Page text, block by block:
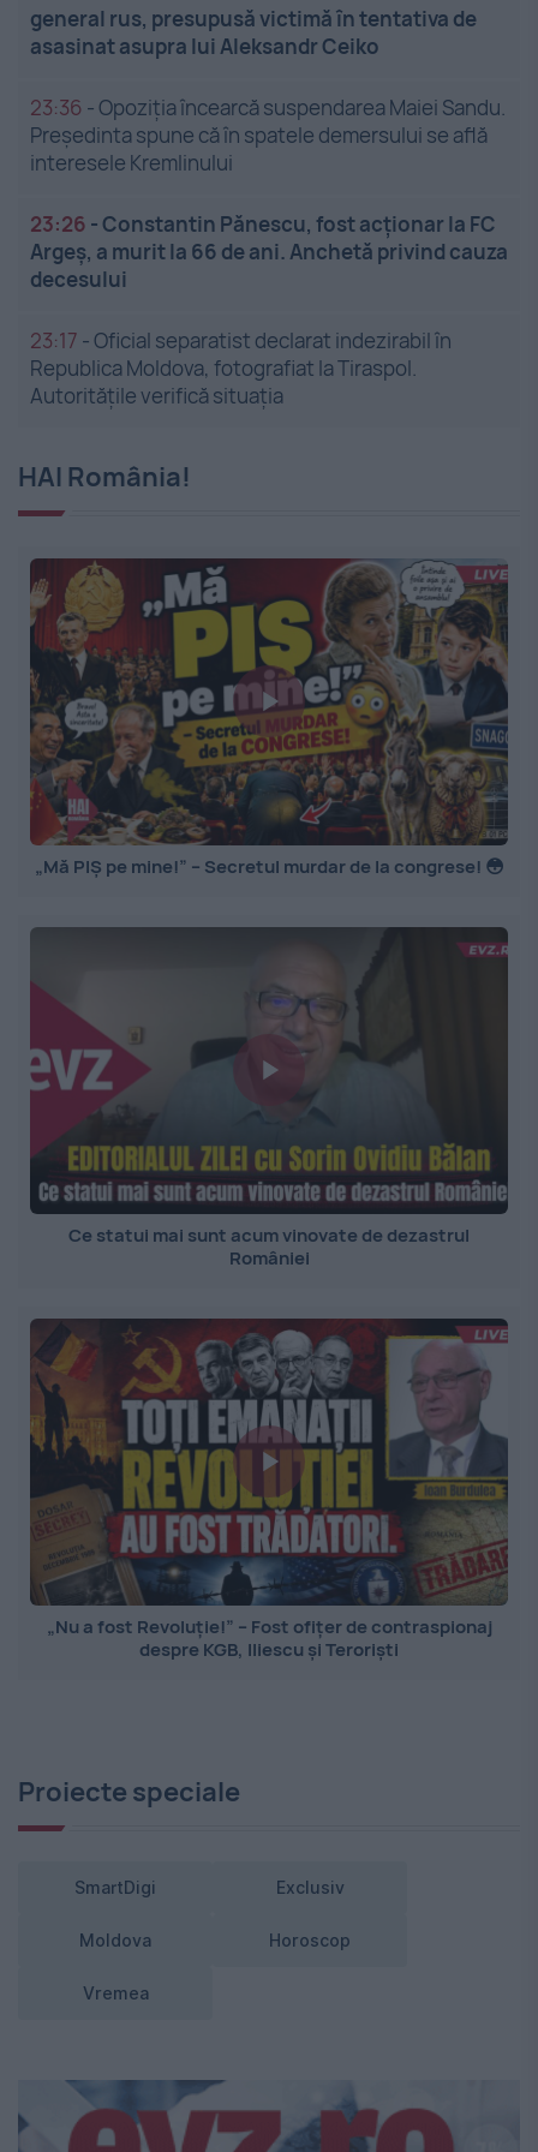
general rus, presupusă victimă în tentativa de
asasinat asupra lui Aleksandr Ceiko
23:36 -Opoziția încearcă suspendarea Maiei Sandu.
Președinta spune că în spatele demersului se află
interesele Kremlinului
23:26 -Constantin Pănescu, fost acționar la FC
Argeș, a murit la 66 de ani. Anchetă privind cauza
decesului
23:17 -Oficial separatist declarat indezirabil în
Republica Moldova, fotografiat la Tiraspol.
Autoritățile verifică situația
HAI România!
„Mă PIȘ pe mine!” – Secretul murdar de la congrese! 😳
Ce statui mai sunt acum vinovate de dezastrul
României
„Nu a fost Revoluție!” – Fost ofițer de contraspionaj
despre KGB, Iliescu și Teroriști
Proiecte speciale
SmartDigi Exclusiv
Moldova Horoscop
Vremea